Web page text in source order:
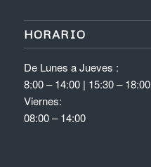
HORARIO
De Lunes a Jueves :
8:00 – 14:00 | 15:30 – 18:00
Viernes:
08:00 – 14:00